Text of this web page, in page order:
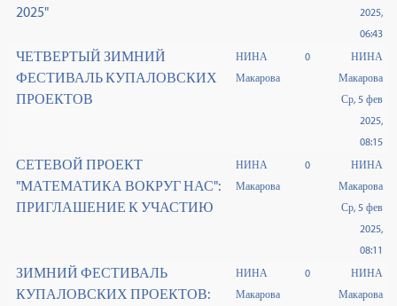
2025"
2025,
06:43
ЧЕТВЕРТЫЙ ЗИМНИЙ
ФЕСТИВАЛЬ КУПАЛОВСКИХ
ПРОЕКТОВ
НИНА
Макарова
0
НИНА
Макарова
Ср, 5 фев
2025,
08:15
СЕТЕВОЙ ПРОЕКТ
"МАТЕМАТИКА ВОКРУГ НАС":
ПРИГЛАШЕНИЕ К УЧАСТИЮ
НИНА
Макарова
0
НИНА
Макарова
Ср, 5 фев
2025,
08:11
ЗИМНИЙ ФЕСТИВАЛЬ
КУПАЛОВСКИХ ПРОЕКТОВ:
НИНА
Макарова
0
НИНА
Макарова